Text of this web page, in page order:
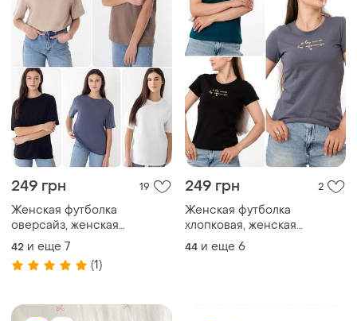
249 грн 19
Женская футболка
оверсайз, женская
футболка oversize, базовая
футболка женская,
хлопковая футболка
42 и еще 7
(1)
249 грн 2
Женская футболка
хлопковая, женская
футболка хлопковая,
базовая футболка женская,
44 и еще 6